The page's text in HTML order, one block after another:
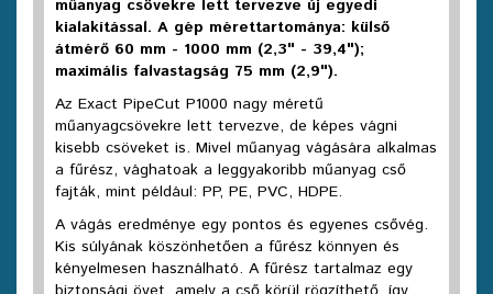
műanyag csövekre lett tervezve új egyedi
kialakítással. A gép mérettartománya: külső
átmérő 60 mm - 1000 mm (2,3" - 39,4");
maximális falvastagság 75 mm (2,9").
Az Exact PipeCut P1000 nagy méretű
műanyagcsövekre lett tervezve, de képes vágni
kisebb csöveket is. Mivel műanyag vágására alkalmas
a fűrész, vághatoak a leggyakoribb műanyag cső
fajták, mint például: PP, PE, PVC, HDPE.
A vágás eredménye egy pontos és egyenes csővég.
Kis súlyának köszönhetően a fűrész könnyen és
kényelmesen használható. A fűrész tartalmaz egy